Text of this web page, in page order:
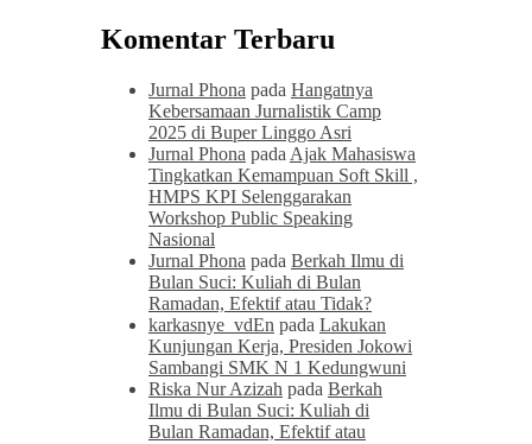
Komentar Terbaru
Jurnal Phona pada Hangatnya
Kebersamaan Jurnalistik Camp
2025 di Buper Linggo Asri
Jurnal Phona pada Ajak Mahasiswa
Tingkatkan Kemampuan Soft Skill ,
HMPS KPI Selenggarakan
Workshop Public Speaking
Nasional
Jurnal Phona pada Berkah Ilmu di
Bulan Suci: Kuliah di Bulan
Ramadan, Efektif atau Tidak?
karkasnye_vdEn pada Lakukan
Kunjungan Kerja, Presiden Jokowi
Sambangi SMK N 1 Kedungwuni
Riska Nur Azizah pada Berkah
Ilmu di Bulan Suci: Kuliah di
Bulan Ramadan, Efektif atau